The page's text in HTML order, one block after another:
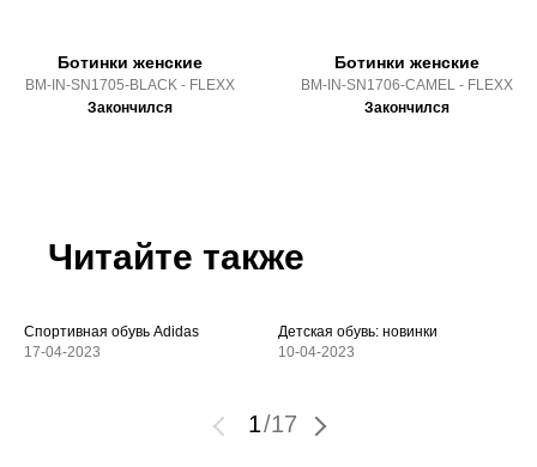
Ботинки женские
BM-IN-SN1705-BLACK - FLEXX
Закончился
Ботинки женские
BM-IN-SN1706-CAMEL - FLEXX
Закончился
Читайте также
Спортивная обувь Adidas
17-04-2023
Детская обувь: новинки
10-04-2023
1/17